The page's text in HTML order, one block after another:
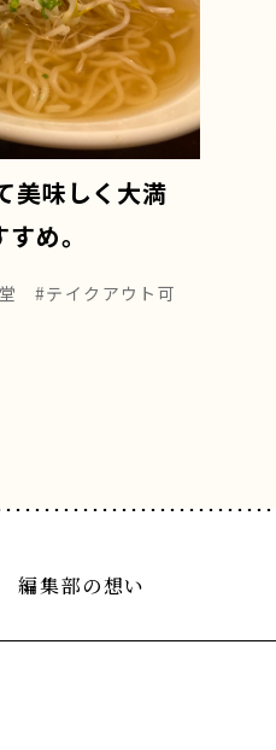
美味しく大満
め。
#テイクアウト可
編集部の想い